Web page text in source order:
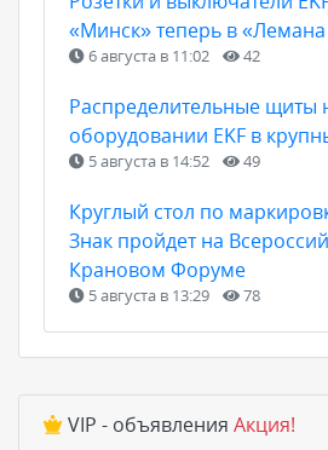
«Минск» теперь в
6 августа в 11:02 42
Распределительные щиты
оборудовании EKF в
5 августа в 14:52 49
Круглый стол по
Знак пройдет на
Крановом Форуме
5 августа в 13:29 78
VIP - объявления Акция!